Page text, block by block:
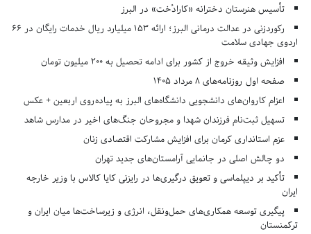
تأسیس هنرستان دخترانه «کارادُخت» در البرز
رکوردزنی در عدالت درمانی البرز؛ ارائه ۱۵۳ میلیارد ریال خدمات رایگان در ۶۶
اردوی جهادی سلامت
افزایش وثیقه خروج از کشور برای ادامه تحصیل به ۲۰۰ میلیون تومان
صفحه اول روزنامه‌های 8 مرداد 1405
اعزام کاروان‌های دانشجویی دانشگاه‌های البرز به پیاده‌روی اربعین + عکس
تسهیل ثبت‌نام فرزندان شهدا و مجروحان جنگ‌های اخیر در مدارس شاهد
عزم استانداری کرمان برای افزایش مشارکت اقتصادی زنان
دو چالش اصلی در جانمایی آرامستان‌های جدید تهران
تأکید بر دیپلماسی و تعویق درگیری‌ها در رایزنی کایا کالاس با وزیر خارجه
ایران
پیگیری توسعه همکاری‌های حمل‌ونقل، انرژی و زیرساخت‌ها میان ایران و
ترکمنستان